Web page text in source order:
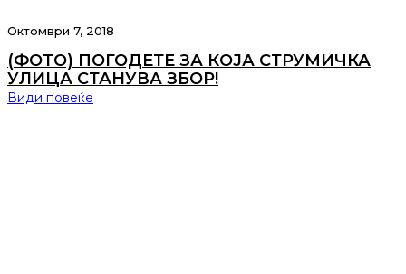
Октомври 7, 2018
(ФОТО) ПОГОДЕТЕ ЗА КОЈА СТРУМИЧКА
УЛИЦА СТАНУВА ЗБОР!
Види повеќе